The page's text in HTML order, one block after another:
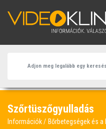
Szőrtüszőgyulladás
Információk
Bőrbetegségek és